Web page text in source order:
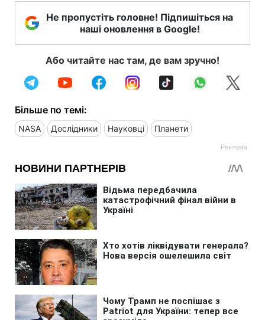
Не пропустіть головне! Підпишіться на
наші оновлення в Google!
Або читайте нас там, де вам зручно!
Більше по темі:
NASA Дослідники Науковці Планети